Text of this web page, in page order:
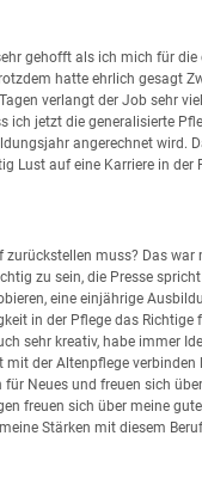
gehofft als ich mich für die
hatte ehrlich gesagt
verlangt der Job sehr
ich jetzt die generalisierte
angerechnet wird.
Lust auf eine Karriere in der
muss? Das war
zu sein, die Presse
eine einjährige
in der Pflege das Richtige
sehr kreativ, habe immer
der Altenpflege verbinden
Neues und freuen sich
freuen sich über meine
Stärken mit diesem